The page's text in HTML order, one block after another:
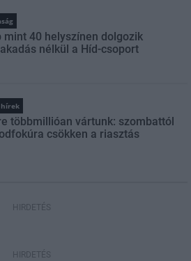
mint 40 helyszínen dolgozik
nélkül a Híd-csoport
hírek
többmillióan vártunk: szombattól
csökken a riasztás
HIRDETÉS
HIRDETÉS